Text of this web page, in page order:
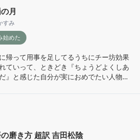
ていく。あの頃に感じていた光をいつど
にして見失っていったのか。この喪失感
埋めていったら良いのか。ずっとその答
すように生きている。
に倒れ込む。その繰り返しの中でだんだん
の起伏が平坦になり心が摩耗していく。
あの頃の道から延びた先にいるのが自分
なのに、記憶の中の自分が今とは比べも
らないほど輝いて見えるのはどうしてな
う。
での会話だったと詳細が明らかになる。
のページに戻って確認してまた次のペー
み進める…人生を振り返るような心地の
験だった。
り前にまた会えるはずだった1年後の約束
日常というものがどれだけ儚く脆く崩れ
ものかという尊さを物語る。
かない。これから先を生きる為の道標に
月
すみ
始めた
に帰って用事を足してるうちにチー坊効果
ていって、ときどき『ちょうどよくしあ
』と感じた自分が実におめでたい人物だ
寄り集まって、雨雲みたいに広がって、
磨き方 超訳 吉田松陰